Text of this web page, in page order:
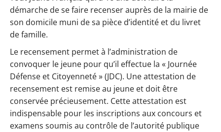
démarche de se faire recenser auprès de la mairie de
son domicile muni de sa pièce d’identité et du livret
de famille.
Le recensement permet à l’administration de
convoquer le jeune pour qu’il effectue la « Journée
Défense et Citoyenneté » (JDC). Une attestation de
recensement est remise au jeune et doit être
conservée précieusement. Cette attestation est
indispensable pour les inscriptions aux concours et
examens soumis au contrôle de l’autorité publique